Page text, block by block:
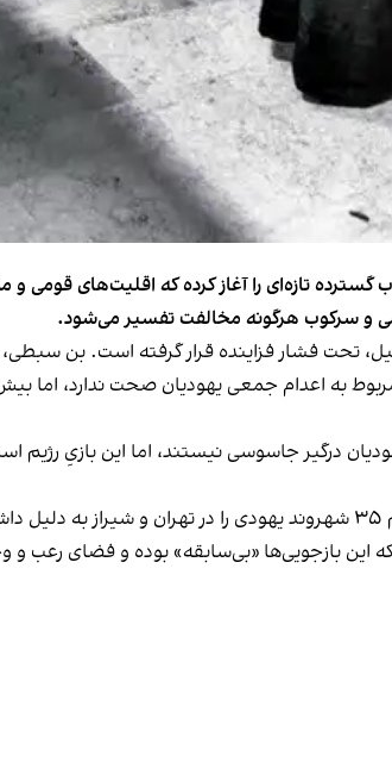
پس از جنگ ۱۲روزه با اسرائیل، سرکوب گسترده تازه‌ای را آغاز
و سرکوب هرگونه مخالفت تفسیر می‌شود.
تحت فشار فزاینده قرار گرفته است. بن
به اعدام جمعی یهودیان صحت ندارد، اما
درگیر جاسوسی نیستند، اما این بازیِ رژیم
طبق گزارش مجموعه فعالان حقوق بشر (هرانا)، نیروهای امنیتی دست‌کم ۳۵
این بازجویی‌ها «بی‌سابقه» بوده و فضای